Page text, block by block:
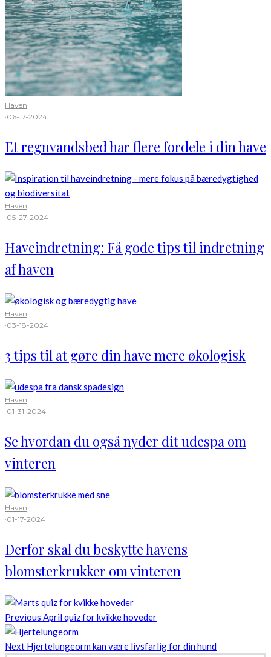
Haven
·06-17-2024
Et regnvandsbed har flere fordele i din have
Haven
·05-27-2024
Haveindretning: Få gode tips til indretning
af haven
Haven
·03-18-2024
3 tips til at gøre din have mere økologisk
Haven
·01-31-2024
Se hvordan du også nyder dit udespa om
vinteren
Haven
·01-17-2024
Derfor skal du beskytte havens
blomsterkrukker om vinteren
Previous April quiz for kvikke hoveder
Next Hjertelungeorm kan være livsfarlig for din hund